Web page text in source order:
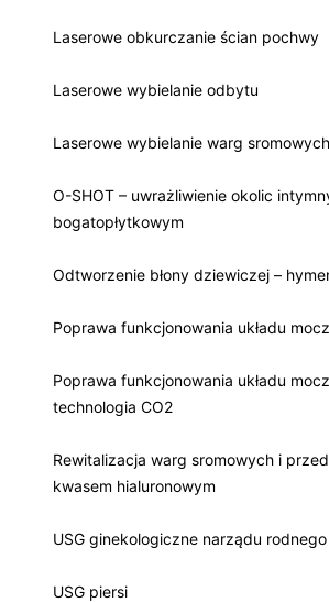
Laserowe obkurczanie ścian pochwy
Laserowe wybielanie odbytu
Laserowe wybielanie warg sromowych
O-SHOT – uwrażliwienie okolic
bogatopłytkowym
Odtworzenie błony dziewiczej –
Poprawa funkcjonowania układu
Poprawa funkcjonowania układu
technologia CO2
Rewitalizacja warg sromowych i
kwasem hialuronowym
USG ginekologiczne narządu rodnego
USG piersi